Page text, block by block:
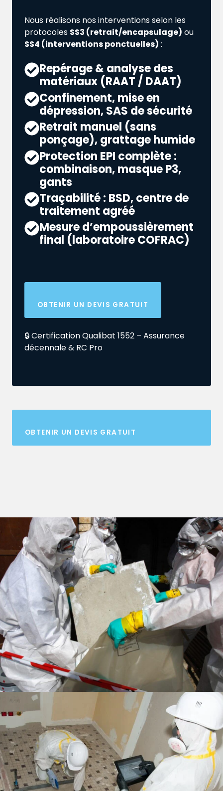
Nous réalisons nos interventions selon les
protocoles SS3 (retrait/encapsulage) ou
SS4 (interventions ponctuelles) :
Repérage & analyse des
matériaux (RAAT / DAAT)
Confinement, mise en
dépression, SAS de sécurité
Retrait manuel (sans
ponçage), grattage humide
Protection EPI complète :
combinaison, masque P3,
gants
Traçabilité : BSD, centre de
traitement agréé
Mesure d’empoussièrement
final (laboratoire COFRAC)
OBTENIR UN DEVIS GRATUIT
🔒 Certification Qualibat 1552 – Assurance
décennale & RC Pro
OBTENIR UN DEVIS GRATUIT